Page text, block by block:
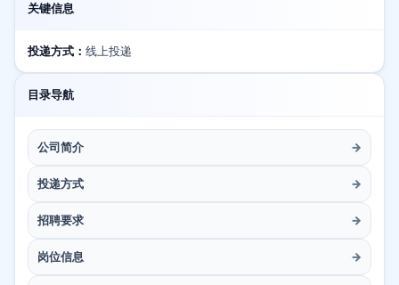
关键信息
投递方式： 线上投递
目录导航
公司简介 →
投递方式 →
招聘要求 →
岗位信息 →